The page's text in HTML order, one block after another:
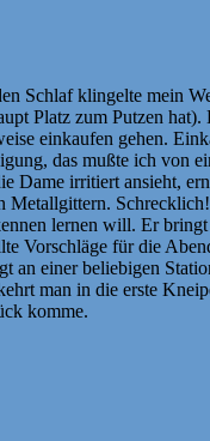
Schlaf klingelte mein
Platz zum Putzen
einkaufen gehen.
das mußte ich von
Dame irritiert ansieht,
lernen will. Er
Vorschläge für die
an einer beliebigen
man in die erste
komme.